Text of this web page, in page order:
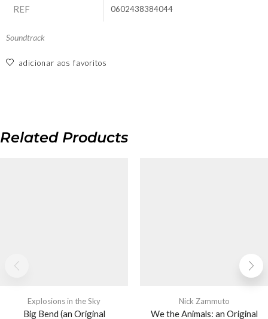
REF 0602438384044
Soundtrack
adicionar aos favoritos
Related Products
Explosions in the Sky
Big Bend (an Original
Nick Zammuto
We the Animals: an Original